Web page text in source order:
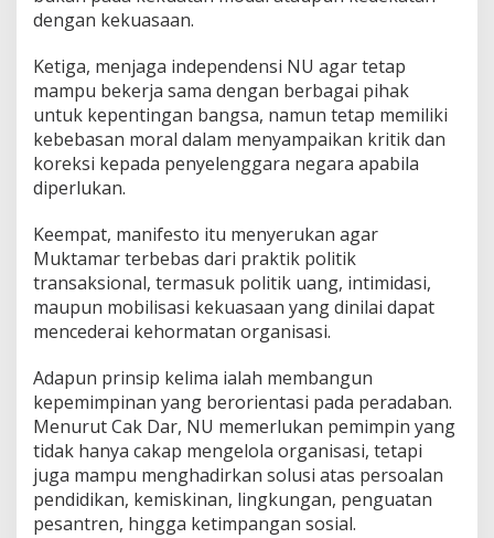
dengan kekuasaan.
Ketiga, menjaga independensi NU agar tetap
mampu bekerja sama dengan berbagai pihak
untuk kepentingan bangsa, namun tetap memiliki
kebebasan moral dalam menyampaikan kritik dan
koreksi kepada penyelenggara negara apabila
diperlukan.
Keempat, manifesto itu menyerukan agar
Muktamar terbebas dari praktik politik
transaksional, termasuk politik uang, intimidasi,
maupun mobilisasi kekuasaan yang dinilai dapat
mencederai kehormatan organisasi.
Adapun prinsip kelima ialah membangun
kepemimpinan yang berorientasi pada peradaban.
Menurut Cak Dar, NU memerlukan pemimpin yang
tidak hanya cakap mengelola organisasi, tetapi
juga mampu menghadirkan solusi atas persoalan
pendidikan, kemiskinan, lingkungan, penguatan
pesantren, hingga ketimpangan sosial.